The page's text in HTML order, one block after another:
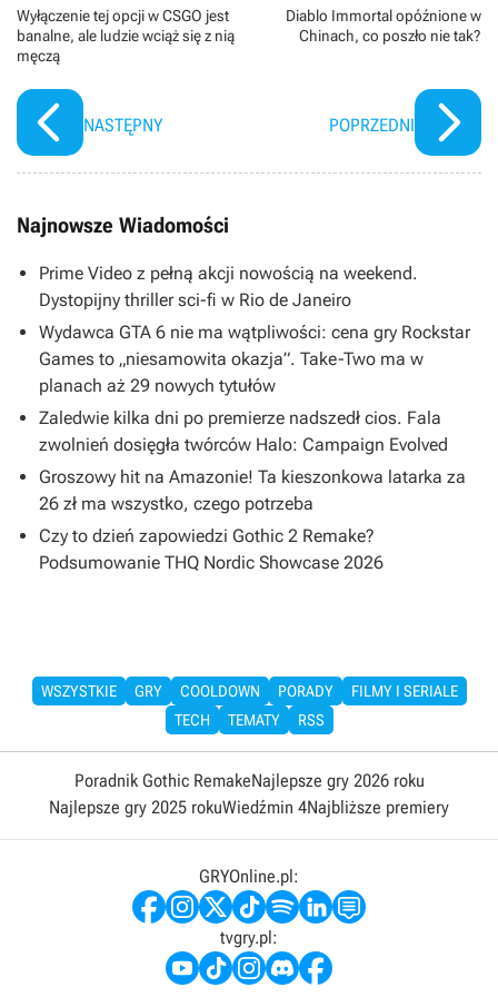
Man: No Way Home, jak i serialami Loki oraz
WandaVision. Wśród pozostałych członków obsady
wyróżnić można m. in. Elizabeth Olsen, Benedicta
Wyłączenie tej opcji w CSGO jest
banalne, ale ludzie wciąż się z nią
męczą
NASTĘPNY
Diablo Immortal opóźnione w
Chinach, co poszło nie tak?
POPRZEDNI
Najnowsze Wiadomości
Prime Video z pełną akcji nowością na weekend.
Dystopijny thriller sci-fi w Rio de Janeiro
Wydawca GTA 6 nie ma wątpliwości: cena gry Rockstar
Games to „niesamowita okazja”. Take-Two ma w
planach aż 29 nowych tytułów
Zaledwie kilka dni po premierze nadszedł cios. Fala
zwolnień dosięgła twórców Halo: Campaign Evolved
Groszowy hit na Amazonie! Ta kieszonkowa latarka za
26 zł ma wszystko, czego potrzeba
Czy to dzień zapowiedzi Gothic 2 Remake?
Podsumowanie THQ Nordic Showcase 2026
WSZYSTKIE GRY COOLDOWN PORADY
FILMY I SERIALE
TECH
TEMATY RSS
Poradnik Gothic RemakeNajlepsze gry 2026 roku
Najlepsze gry 2025 rokuWiedźmin 4Najbliższe premiery
GRYOnline.pl:
tvgry.pl: